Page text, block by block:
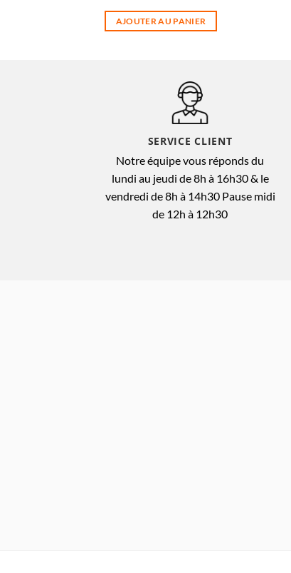
AJOUTER AU PANIER
SERVICE CLIENT
Notre équipe vous réponds du
lundi au jeudi de 8h à 16h30 & le
vendredi de 8h à 14h30 Pause midi
de 12h à 12h30